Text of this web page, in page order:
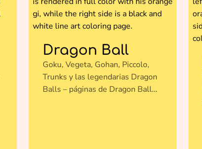
Dragon Ball
Goku, Vegeta, Gohan, Piccolo,
Trunks y las legendarias Dragon
Balls – páginas de Dragon Ball